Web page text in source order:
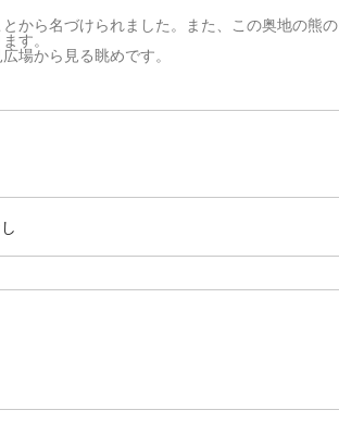
から名づけられました。また、この奥地の熊の
す。
場から見る眺めです。